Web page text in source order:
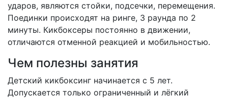
ударов, являются стойки, подсечки, перемещения.
Поединки происходят на ринге, 3 раунда по 2
минуты. Кикбоксеры постоянно в движении,
отличаются отменной реакцией и мобильностью.
Чем полезны занятия
Детский кикбоксинг начинается с 5 лет.
Допускается только ограниченный и лёгкий